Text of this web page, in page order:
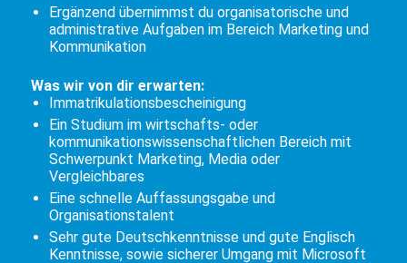
Ergänzend übernimmst du organisatorische und
administrative Aufgaben im Bereich Marketing und
Kommunikation
Was wir von dir erwarten:
Immatrikulationsbescheinigung
Ein Studium im wirtschafts- oder
kommunikationswissenschaftlichen Bereich mit
Schwerpunkt Marketing, Media oder
Vergleichbares
Eine schnelle Auffassungsgabe und
Organisationstalent
Sehr gute Deutschkenntnisse und gute Englisch
Kenntnisse, sowie sicherer Umgang mit Microsoft